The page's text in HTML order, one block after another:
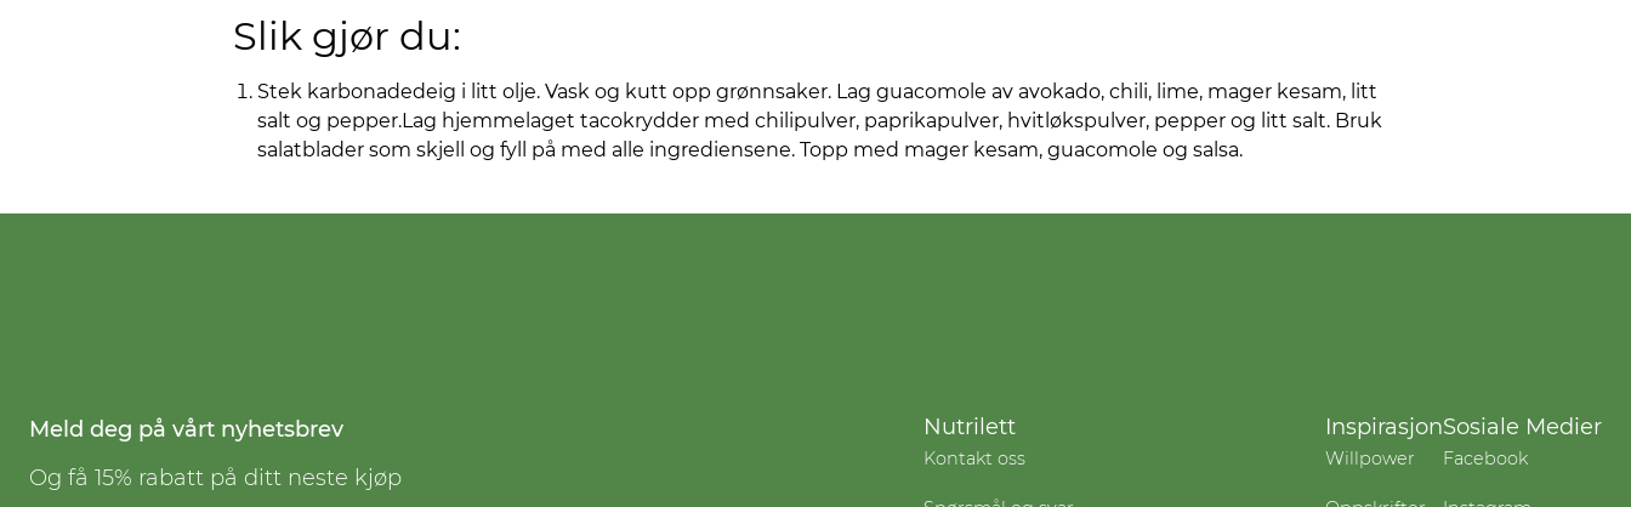
Slik gjør du:
Stek karbonadedeig i litt olje. Vask og kutt opp grønnsaker. Lag guacomole av avokado, chili, lime, mager kesam, litt
salt og pepper.Lag hjemmelaget tacokrydder med chilipulver, paprikapulver, hvitløkspulver, pepper og litt salt. Bruk
salatblader som skjell og fyll på med alle ingrediensene. Topp med mager kesam, guacomole og salsa.
Meld deg på vårt nyhetsbrev
Og få 15% rabatt på ditt neste kjøp
Nutrilett
Kontakt oss
Inspirasjon
Willpower
Sosiale Medier
Facebook